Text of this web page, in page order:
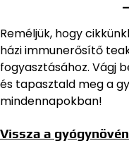
Reméljük, hogy
házi immunerősítő
fogyasztásához. Vágj
és tapasztald meg a
mindennapokban!
Vissza a